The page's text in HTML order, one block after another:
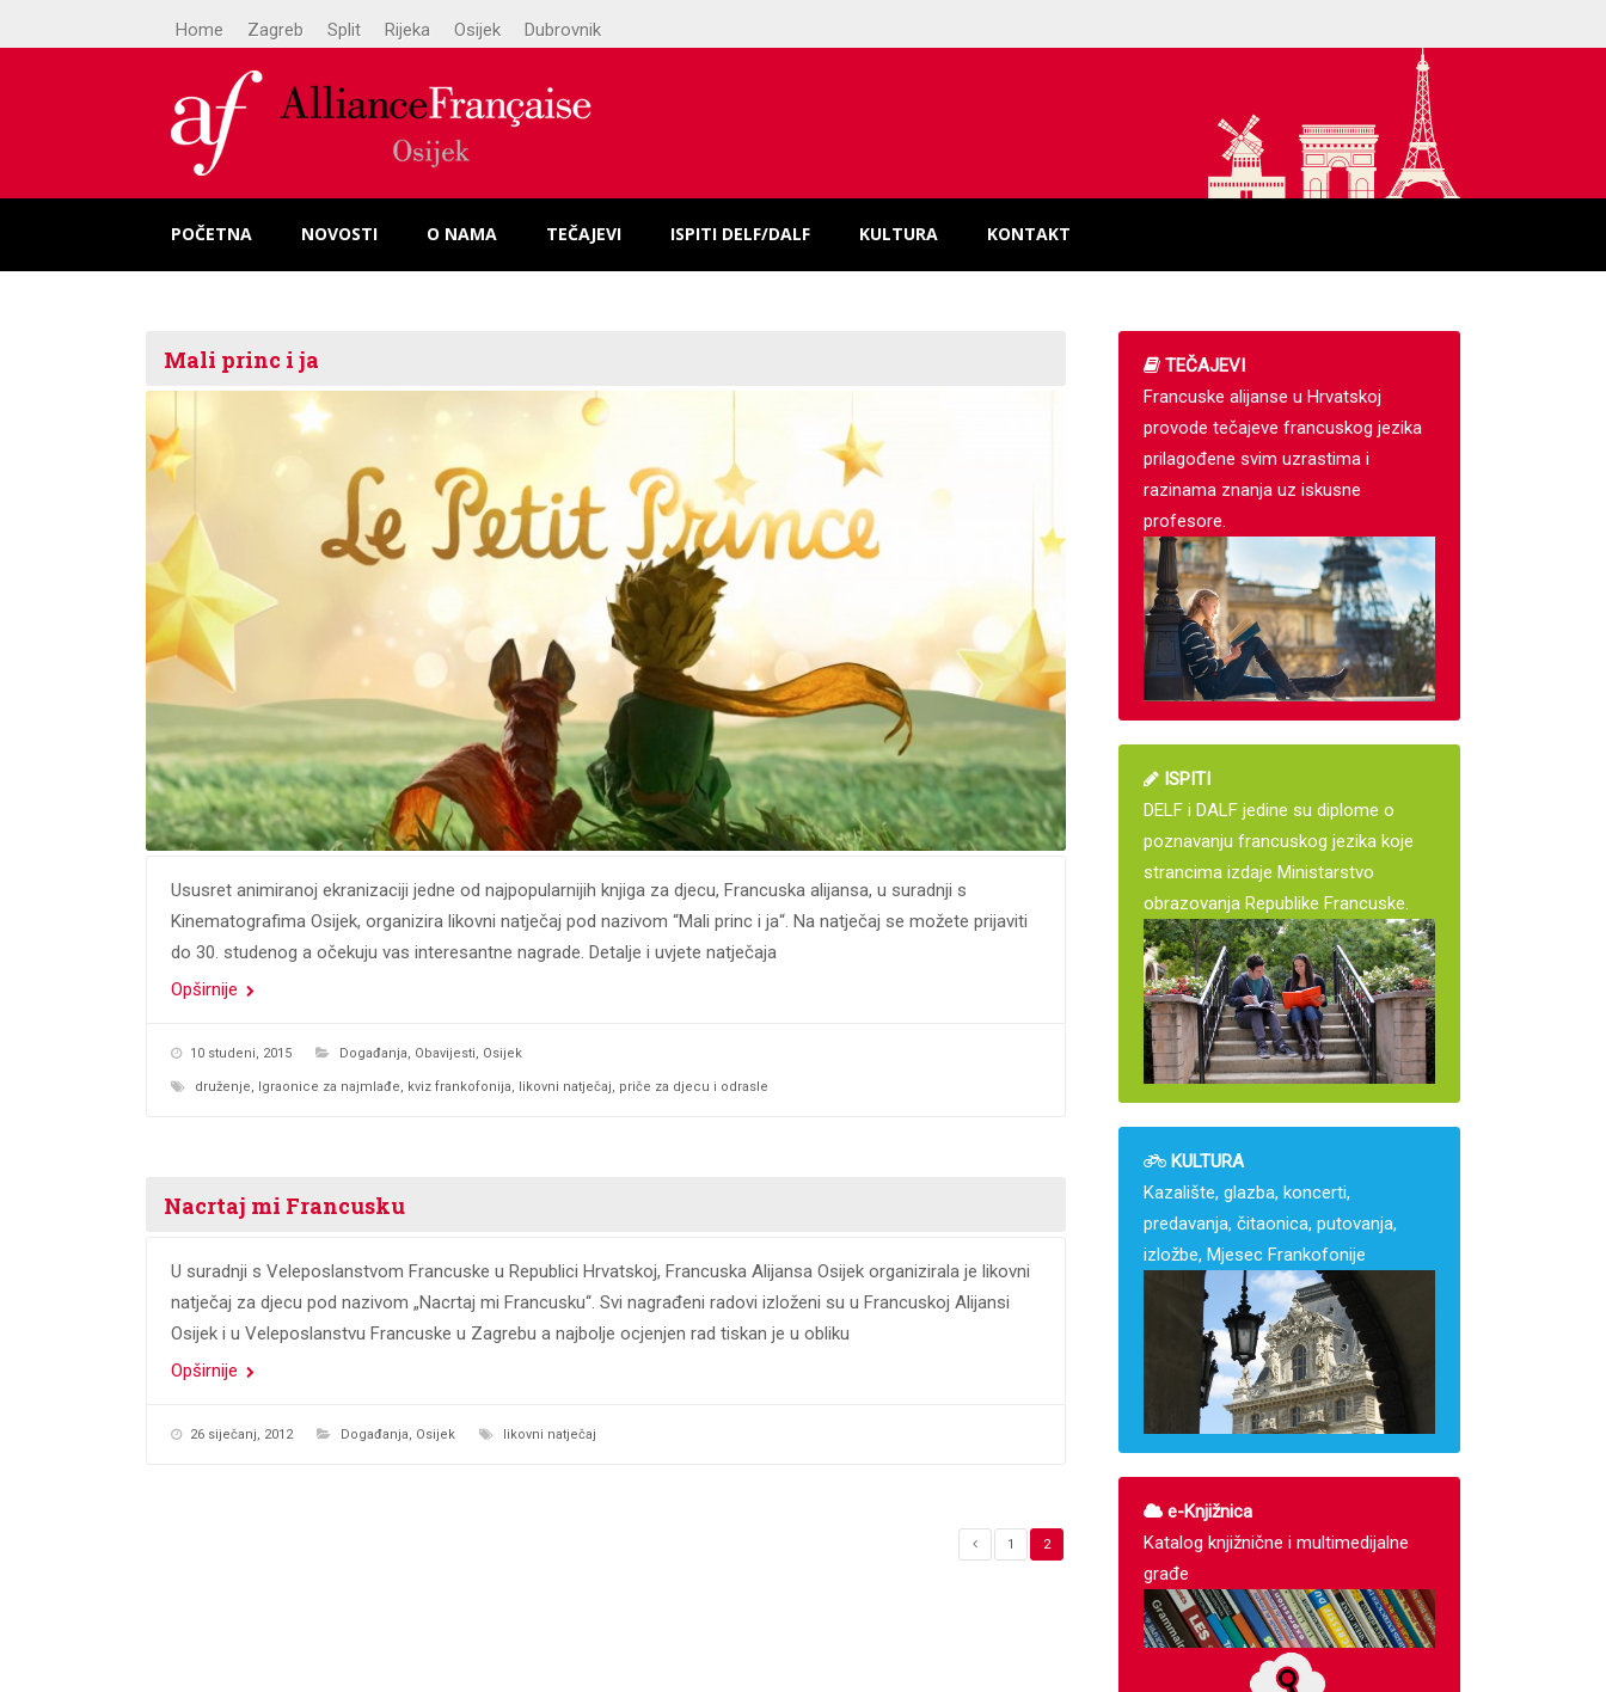
Home Zagreb Split Rijeka Osijek Dubrovnik
POČETNA NOVOSTI O NAMA TEČAJEVI ISPITI DELF/DALF KULTURA KONTAKT
Mali princ i ja
Ususret animiranoj ekranizaciji jedne od najpopularnijih knjiga za djecu, Francuska alijansa, u suradnji s
Kinematografima Osijek, organizira likovni natječaj pod nazivom “Mali princ i ja“. Na natječaj se možete prijaviti
do 30. studenog a očekuju vas interesantne nagrade. Detalje i uvjete natječaja
Opširnije
10 studeni, 2015 Događanja, Obavijesti, Osijek
druženje, Igraonice za najmlađe, kviz frankofonija, likovni natječaj, priče za djecu i odrasle
Nacrtaj mi Francusku
U suradnji s Veleposlanstvom Francuske u Republici Hrvatskoj, Francuska Alijansa Osijek organizirala je likovni
natječaj za djecu pod nazivom „Nacrtaj mi Francusku“. Svi nagrađeni radovi izloženi su u Francuskoj Alijansi
Osijek i u Veleposlanstvu Francuske u Zagrebu a najbolje ocjenjen rad tiskan je u obliku
Opširnije
26 siječanj, 2012 Događanja, Osijek likovni natječaj
1 2
TEČAJEVI
Francuske alijanse u Hrvatskoj
provode tečajeve francuskog jezika
prilagođene svim uzrastima i
razinama znanja uz iskusne
profesore.
ISPITI
DELF i DALF jedine su diplome o
poznavanju francuskog jezika koje
strancima izdaje Ministarstvo
obrazovanja Republike Francuske.
KULTURA
Kazalište, glazba, koncerti,
predavanja, čitaonica, putovanja,
izložbe, Mjesec Frankofonije
e-Knjižnica
Katalog knjižnične i multimedijalne
građe